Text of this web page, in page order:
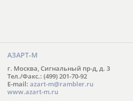
АЗАРТ-М
г. Москва, Сигнальный пр-д, д. 3
Тел./Факс.: (499) 201-70-92
E-mail: azart-m@rambler.ru
www.azart-m.ru